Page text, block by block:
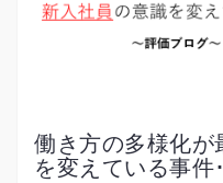
働き方の多様化が
を変えている事件